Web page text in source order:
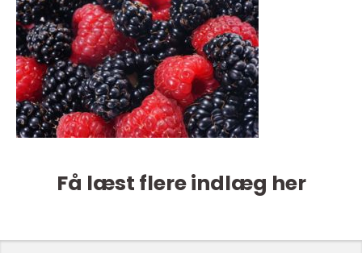
Få læst flere indlæg her